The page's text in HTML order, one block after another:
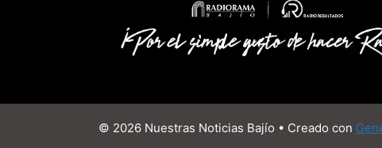
© 2026 Nuestras Noticias Bajío • Creado con